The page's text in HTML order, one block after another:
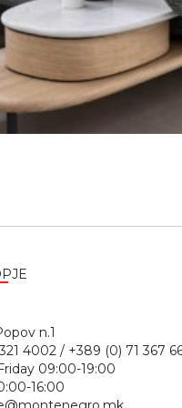
4002 / +389 (0) 71 367
09:00-19:00
16:00